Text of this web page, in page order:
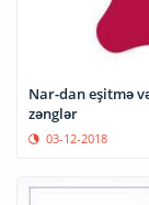
Nar-dan eşitmə
zənglər
03-12-2018